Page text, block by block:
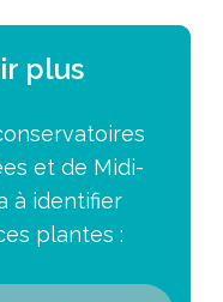
plus
et de Midi-
à identifier
plantes :